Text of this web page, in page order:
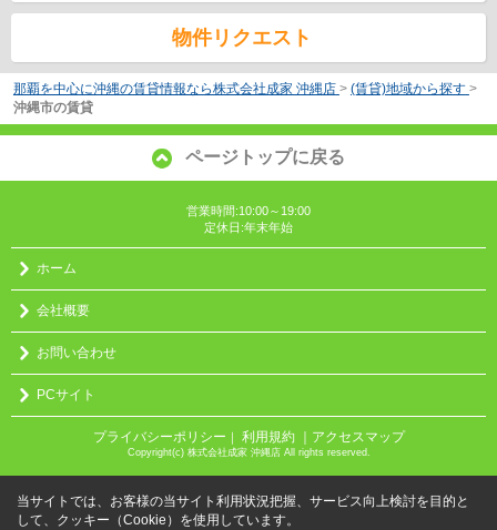
物件リクエスト
那覇を中心に沖縄の賃貸情報なら株式会社成家 沖縄店 > (賃貸)地域から探す >
沖縄市の賃貸
ページトップに戻る
営業時間:10:00～19:00
定休日:年末年始
ホーム
会社概要
お問い合わせ
PCサイト
プライバシーポリシー ｜ 利用規約 ｜アクセスマップ
Copyright(c) 株式会社成家 沖縄店 All rights reserved.
当サイトでは、お客様の当サイト利用状況把握、サービス向上検討を目的と
して、クッキー（Cookie）を使用しています。